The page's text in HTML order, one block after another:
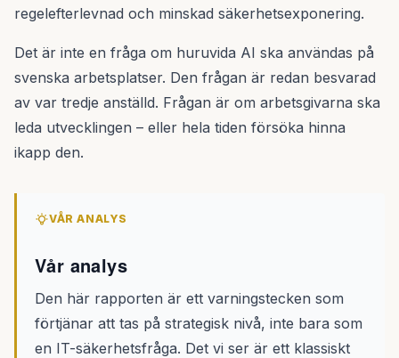
regelefterlevnad och minskad säkerhetsexponering.
Det är inte en fråga om huruvida AI ska användas på
svenska arbetsplatser. Den frågan är redan besvarad
av var tredje anställd. Frågan är om arbetsgivarna ska
leda utvecklingen – eller hela tiden försöka hinna
ikapp den.
VÅR ANALYS
Vår analys
Den här rapporten är ett varningstecken som
förtjänar att tas på strategisk nivå, inte bara som
en IT-säkerhetsfråga. Det vi ser är ett klassiskt